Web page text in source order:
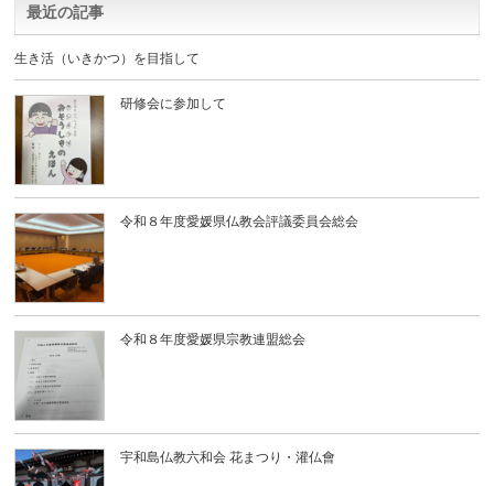
最近の記事
生き活（いきかつ）を目指して
研修会に参加して
令和８年度愛媛県仏教会評議委員会総会
令和８年度愛媛県宗教連盟総会
宇和島仏教六和会 花まつり・灌仏會